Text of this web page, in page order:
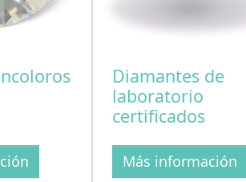
Diamantes de
laboratorio
certificados
Más información